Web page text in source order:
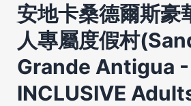
安地卡桑德爾斯豪
人專屬度假村
Grande Antigua
INCLUSIVE